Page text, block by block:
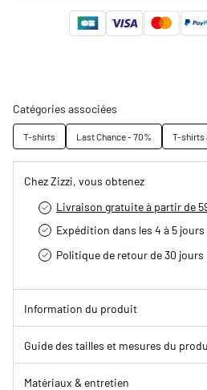
Catégories associées
T-shirts Last Chance - 70% T-shirts
Chez Zizzi, vous obtenez
Livraison gratuite à partir de
Expédition dans les 4 à 5
Politique de retour de 30 jours
Information du produit
Guide des tailles et mesures du
Matériaux & entretien